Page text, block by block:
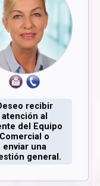
recibir
atención al
del Equipo
Comercial o
enviar una
general.